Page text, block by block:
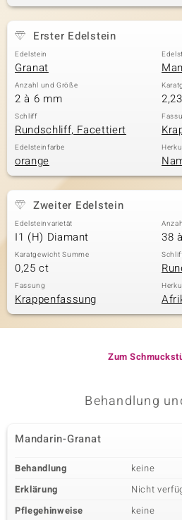
Classics
Erster Edelstein
Edelstein
Granat
Anzahl und Größe
2 à 6 mm
Schliff
Rundschliff, Facettiert
Edelsteinfarbe
orange
Zweiter Edelstein
Edelsteinvarietät
I1 (H) Diamant 38
Karatgewicht Summe
0,25 ct
Fassung
Krappenfassung
Zum
Behandlung
Mandarin-Granat
Behandlung
keine
Erklärung
Nicht
Pflegehinweise
keine